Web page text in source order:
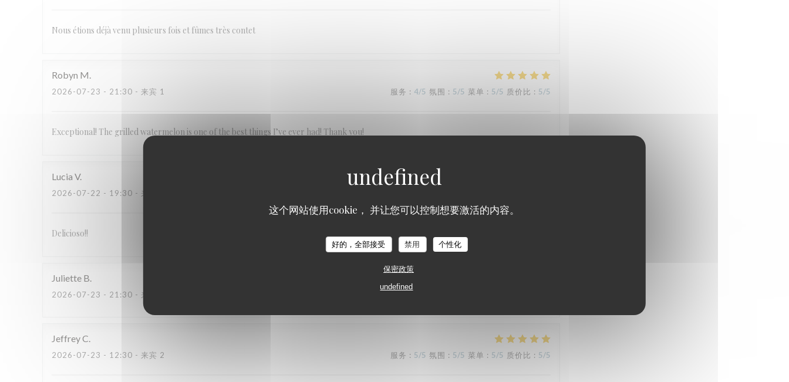
这个网站使用cookie， 并让您可以控制想要激活的内容。
好的，全部接受 禁用 个性化
保密政策
undefined
Nous étions déjà venu plusieurs fois et fûmes très contet
Robyn M
2026-07-23 - 21:30 - 来宾 1 服务 : 4/5 氛围 : 5/5 菜单 : 5/5 质价比 : 5/5
Exceptional! The grilled watermelon is one of the best things I’ve ever had! Thank you!
Lucia V
2026-07-22 - 19:30 - 来宾 2
Delicioso!!
Juliette B
2026-07-23 - 21:30 - 来宾 4
JeffreyC
2026-07-23 - 12:30 - 来宾 2 服务 : 5/5 氛围 : 5/5 菜单 : 5/5 质价比 : 5/5